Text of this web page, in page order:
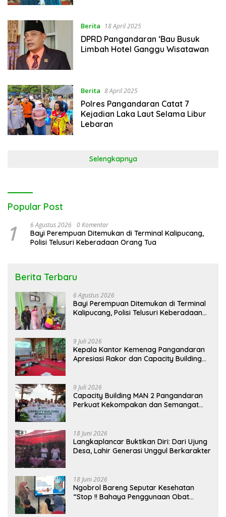
Berita 18 April 2025
DPRD Pangandaran ‘Bau Busuk
Limbah Hotel Ganggu Wisatawan
Berita 8 April 2025
Polres Pangandaran Catat 7
Kejadian Laka Laut Selama Libur
Lebaran
Selengkapnya
Popular Post
1 6 Agustus 2026 0 Komentar
Bayi Perempuan Ditemukan di Terminal Kalipucang,
Polisi Telusuri Keberadaan Orang Tua
Berita Terbaru
6 Agustus 2026
Bayi Perempuan Ditemukan di Terminal
Kalipucang, Polisi Telusuri Keberadaan
9 Juli 2026
Kepala Kantor Kemenag Pangandaran
Apresiasi Rakor dan Capacity Building
9 Juli 2026
Capacity Building MAN 2 Pangandaran
Perkuat Kekompakan dan Semangat
18 Juni 2026
Langkaplancar Buktikan Diri: Dari Ujung
Desa, Lahir Generasi Unggul Berkarakter
18 Juni 2026
Ngobrol Bareng Seputar Kesehatan
“Stop !! Bahaya Penggunaan Obat